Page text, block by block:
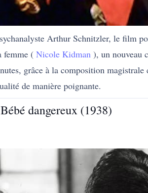
Arthur Schnitzler, le film
femme ( Nicole Kidman ), un nouveau
grâce à la composition
de manière poignante.
dangereux (1938)